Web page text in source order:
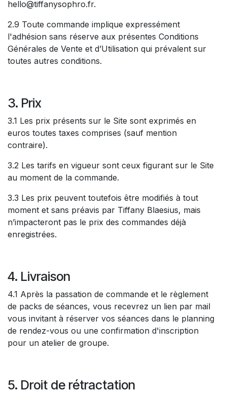
hello@tiffanysophro.fr.
2.9 Toute commande implique expressément
l'adhésion sans réserve aux présentes Conditions
Générales de Vente et d’Utilisation qui prévalent sur
toutes autres conditions.
3. Prix
3.1 Les prix présents sur le Site sont exprimés en
euros toutes taxes comprises (sauf mention
contraire).
3.2 Les tarifs en vigueur sont ceux figurant sur le Site
au moment de la commande.
3.3 Les prix peuvent toutefois être modifiés à tout
moment et sans préavis par Tiffany Blaesius, mais
n’impacteront pas le prix des commandes déjà
enregistrées.
4. Livraison
4.1 Après la passation de commande et le règlement
de packs de séances, vous recevrez un lien par mail
vous invitant à réserver vos séances dans le planning
de rendez-vous ou une confirmation d'inscription
pour un atelier de groupe.
5. Droit de rétractation